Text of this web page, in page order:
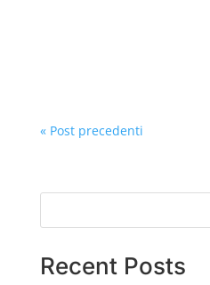
« Post precedenti
Recent Posts